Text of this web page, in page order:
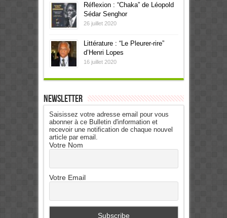
Réflexion : “Chaka” de Léopold
Sédar Senghor
26 juillet 2020
Littérature : “Le Pleurer-rire”
d’Henri Lopes
16 juillet 2020
Newsletter
Saisissez votre adresse email pour vous
abonner à ce Bulletin d'information et
recevoir une notification de chaque nouvel
article par email.
Votre Nom
Votre Email